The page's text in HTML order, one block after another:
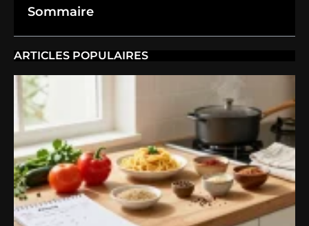
Sommaire
ARTICLES POPULAIRES